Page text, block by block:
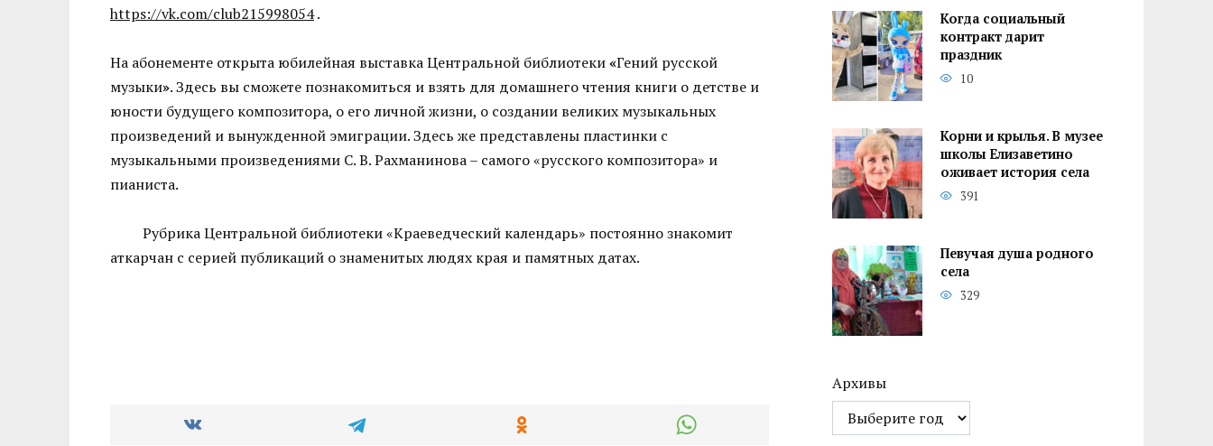
https://vk.com/club215998054.
На абонементе открыта юбилейная выставка Центральной библиотеки«Гений русской
музыки». Здесь вы сможете познакомиться и взять для домашнего чтения книги о детстве и
юности будущего композитора, о его личной жизни, о создании великих музыкальных
произведений и вынужденной эмиграции. Здесь же представлены пластинки с
музыкальными произведениями С. В. Рахманинова – самого «русского композитора» и
пианиста.
Рубрика Центральной библиотеки «Краеведческий календарь» постоянно знакомит
аткарчан с серией публикаций о знаменитых людях края и памятных датах.
Когда социальный
контракт дарит
праздник
10
Корни и крылья. В музее
школы Елизаветино
оживает история села
391
Певучая душа родного
села
329
Архивы